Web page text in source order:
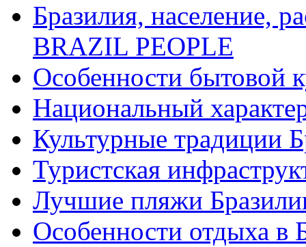
Бразилия, население,
BRAZIL PEOPLE
Особенности бытовой
Национальный
Культурные традиции
Туристская
Лучшие пляжи
Особенности отдыха в